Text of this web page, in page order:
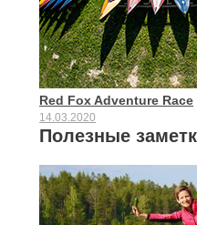
Red Fox Adventure Race
14.03.2020
Полезные